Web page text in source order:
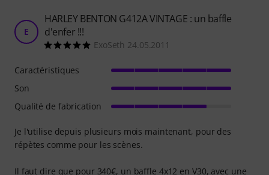
E
HARLEY BENTON G412A VINTAGE : un baffle
d'enfer !!!
ExoSeth 24.05.2011
Je l'utilise depuis plusieurs mois maintenant, pour des
répètes comme pour les scènes.
Il faut dire que pour 340€, un baffle 4x12 en V30, avec une
Caractéristiques
Son
Qualité de fabrication